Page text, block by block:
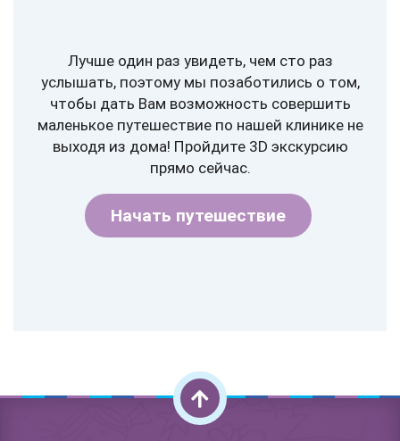
Лучше один раз увидеть, чем сто раз
услышать, поэтому мы позаботились о том,
чтобы дать Вам возможность совершить
маленькое путешествие по нашей клинике не
выходя из дома! Пройдите 3D экскурсию
прямо сейчас.
Начать путешествие